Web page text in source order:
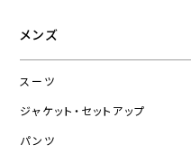
メンズ
スーツ
ジャケット・セットアップ
パンツ